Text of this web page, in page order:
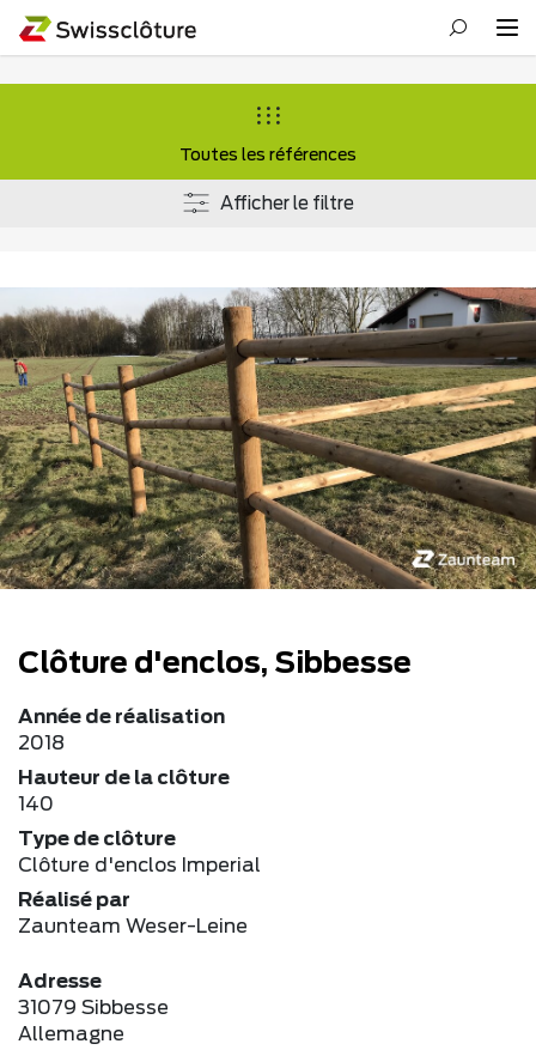
Toutes les références
Afficher le filtre
Clôture d'enclos, Sibbesse
Année de réalisation
2018
Hauteur de la clôture
140
Type de clôture
Clôture d'enclos Imperial
Réalisé par
Zaunteam Weser-Leine
Adresse
31079 Sibbesse
Allemagne